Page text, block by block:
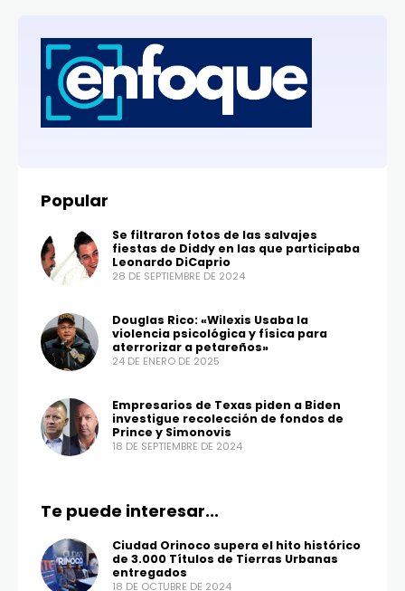
Popular
Se filtraron fotos de las salvajes
fiestas de Diddy en las que participaba
Leonardo DiCaprio
28 DE SEPTIEMBRE DE 2024
Douglas Rico: «Wilexis Usaba la
violencia psicológica y física para
aterrorizar a petareños»
24 DE ENERO DE 2025
Empresarios de Texas piden a Biden
investigue recolección de fondos de
Prince y Simonovis
18 DE SEPTIEMBRE DE 2024
Te puede interesar...
Ciudad Orinoco supera el hito histórico
de 3.000 Títulos de Tierras Urbanas
entregados
18 DE OCTUBRE DE 2024